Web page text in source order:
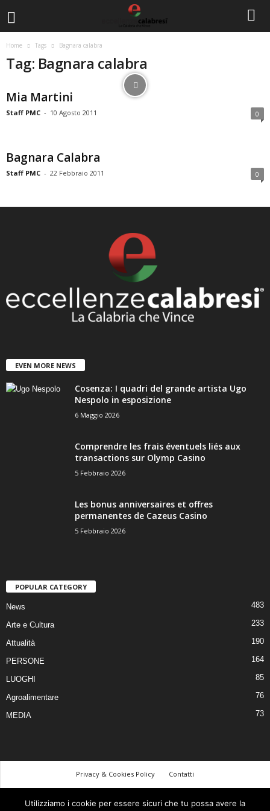
Home Tags Bagnara calabra
Tag: Bagnara calabra
Mia Martini
Staff PMC - 10 Agosto 2011 0
Bagnara Calabra
Staff PMC - 22 Febbraio 2011 0
EVEN MORE NEWS
Cosenza: I quadri del grande artista Ugo
Nespolo in esposizione
6 Maggio 2026
Comprendre les frais éventuels liés aux
transactions sur Olymp Casino
5 Febbraio 2026
Les bonus anniversaires et offres
permanentes de Cazeus Casino
5 Febbraio 2026
POPULAR CATEGORY
News 483
Arte e Cultura 233
Attualità 190
PERSONE 164
LUOGHI 85
Agroalimentare 76
MEDIA 73
Privacy & Cookies Policy
Contatti
Utilizziamo i cookie per essere sicuri che tu possa avere la